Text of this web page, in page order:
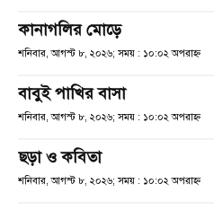
কানাগলির মোড়ে
শনিবার, আগস্ট ৮, ২০২৬; সময় : ১০:০২ অপরাহ্ণ
বাবুই পাখির বাসা
শনিবার, আগস্ট ৮, ২০২৬; সময় : ১০:০২ অপরাহ্ণ
ছড়া ও কবিতা
শনিবার, আগস্ট ৮, ২০২৬; সময় : ১০:০২ অপরাহ্ণ